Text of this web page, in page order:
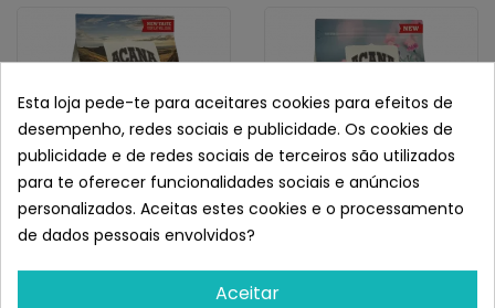
Acana Wild Prairie Cat Acana First Feast Kitten
Esta loja pede-te para aceitares cookies para efeitos de
desempenho, redes sociais e publicidade. Os cookies de
publicidade e de redes sociais de terceiros são utilizados
para te oferecer funcionalidades sociais e anúncios
personalizados. Aceitas estes cookies e o processamento
de dados pessoais envolvidos?
Aceitar